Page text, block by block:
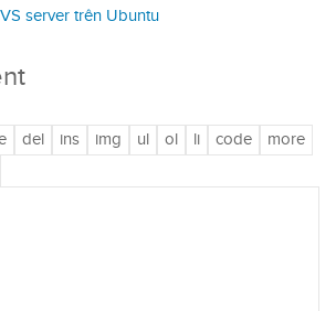
server trên Ubuntu